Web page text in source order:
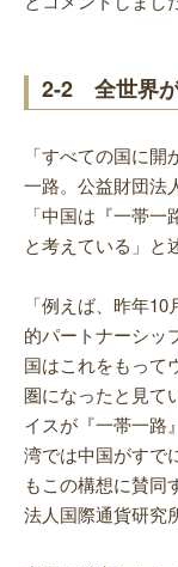
2-2 全世界が
「すべての国に
一路。公益財団法
「中国は『一帯
と考えている」と
「例えば、昨年
的パートナーシッ
国はこれをもって
圏になったと見て
イスが『一帯一路
湾では中国がすで
もこの構想に賛同
法人国際通貨研究